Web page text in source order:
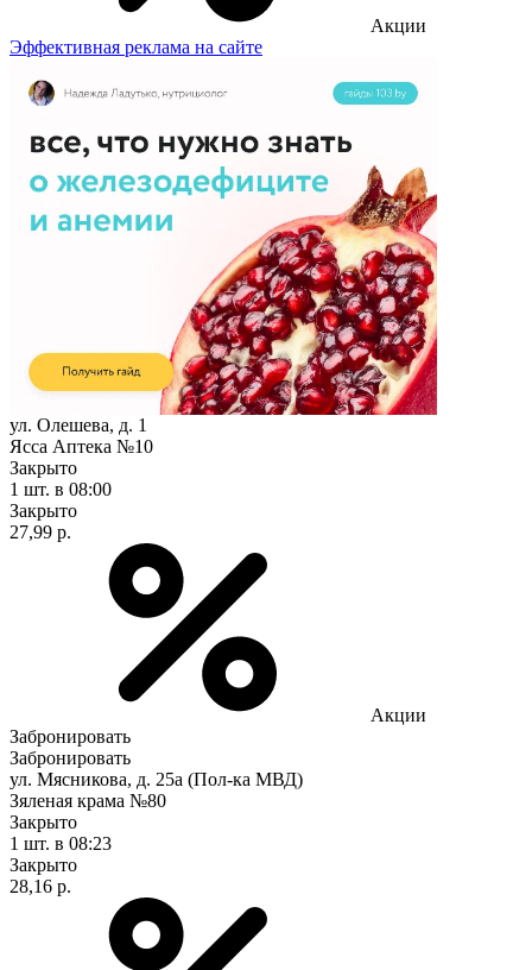
Акции
Эффективная реклама на сайте
ул. Олешева, д. 1
Ясса Аптека №10
Закрыто
1 шт. в 08:00
Закрыто
27,99 р.
Акции
Забронировать
Забронировать
ул. Мясникова, д. 25а (Пол-ка МВД)
Зяленая крама №80
Закрыто
1 шт. в 08:23
Закрыто
28,16 р.